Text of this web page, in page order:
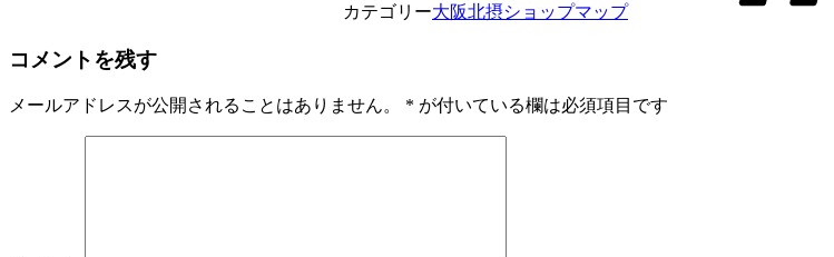
カテゴリー大阪北摂ショップマップ
コメントを残す
メールアドレスが公開されることはありません。 * が付いている欄は必須項目です